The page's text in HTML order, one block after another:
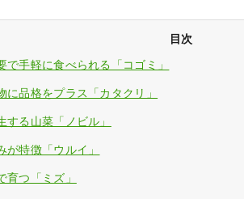
目次
で手軽に食べられる「コゴミ」
に品格をプラス「カタクリ」
する山菜「ノビル」
が特徴「ウルイ」
育つ「ミズ」